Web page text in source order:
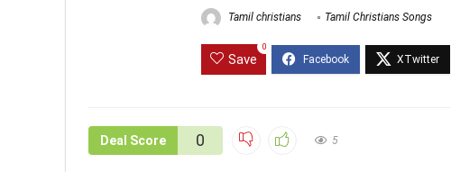
Tamil christians Tamil Christians Songs
Save
0
Deal Score 0 5